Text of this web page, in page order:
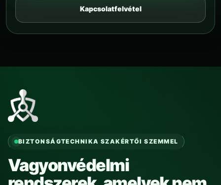
Kapcsolatfelvétel
BIZTONSÁGTECHNIKA SZAKÉRTŐI SZEMMEL
Vagyonvédelmi